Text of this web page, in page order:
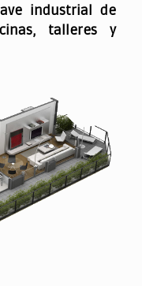
industrial de
talleres y